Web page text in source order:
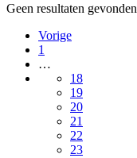
Geen resultaten gevonden
Vorige
1
…
18
19
20
21
22
23